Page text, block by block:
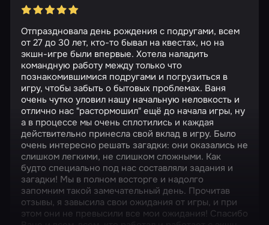
Отпраздновала день рождения с подругами, всем
от 27 до 30 лет, кто-то бывал на квестах, но на
экшн-игре были впервые. Хотела наладить
командную работу между только что
познакомившимися подругами и погрузиться в
игру, чтобы забыть о бытовых проблемах. Ваня
очень чутко уловил нашу начальную неловкость и
отлично нас "растормошил" ещё до начала игры, ну
а в процессе мы очень сплотились и каждая
действительно принесла свой вклад в игру. Было
очень интересно решать загадки: они оказались не
слишком легкими, не слишком сложными. Как
будто специально под нас составляли задания и
загадки! Мы в полном восторге и надолго
запомним такой замечательный день. Прочитав
отзывы, я завысила свои ожидания от игры, и при
этом они не превысили все мои ожидания! Спасибо